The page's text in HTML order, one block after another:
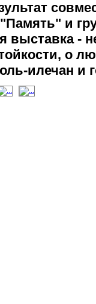
и
выставка -
о
илечан и